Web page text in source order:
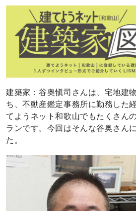
建築家：谷奥愼司さんは、宅地建
ち、不動産鑑定事務所に勤務した
てようネット和歌山でもたくさん
ランです。今回はそんな谷奥さん
た。